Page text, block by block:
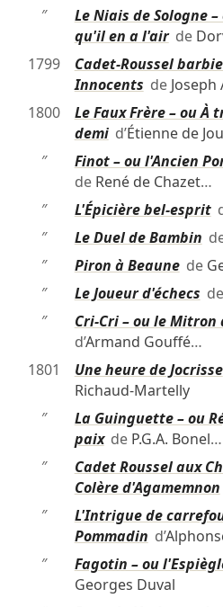
″
Le Niais de Sologne
qu'il en a l'airde
1799
Cadet-Roussel
Innocents de Joseph
1800
Le Faux Frère – ou
demid’Étienne de
″
Finot – ou l'Ancien
de René de Chazet…
″
L'Épicière bel-esprit
″
Le Duel de Bambin
″
Piron à Beaunede
″
Le Joueur d'échecs de
″
Cri-Cri – ou le
d’Armand Gouffé…
1801
Une heure de Jocrisse
Richaud-Martelly
″
La Guinguette – ou
paixde P.G.A. Bonel…
″
Cadet Roussel aux
Colère d'Agamemnon
″
L'Intrigue de
Pommadin d’
″
Fagotin – ou
Georges Duval